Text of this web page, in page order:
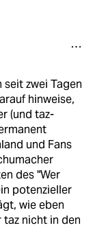
zwei Tagen
hinweise,
(und taz-
und Fans
des "Wer
potenzieller
wie eben
nicht in den